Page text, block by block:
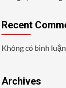
Recent
Không có bình
Archives